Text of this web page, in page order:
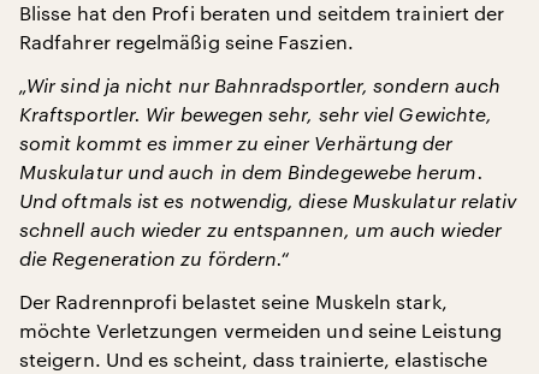
Blisse hat den Profi beraten und seitdem trainiert der
Radfahrer regelmäßig seine Faszien.
„Wir sind ja nicht nur Bahnradsportler, sondern auch
Kraftsportler. Wir bewegen sehr, sehr viel Gewichte,
somit kommt es immer zu einer Verhärtung der
Muskulatur und auch in dem Bindegewebe herum.
Und oftmals ist es notwendig, diese Muskulatur relativ
schnell auch wieder zu entspannen, um auch wieder
die Regeneration zu fördern.“
Der Radrennprofi belastet seine Muskeln stark,
möchte Verletzungen vermeiden und seine Leistung
steigern. Und es scheint, dass trainierte, elastische